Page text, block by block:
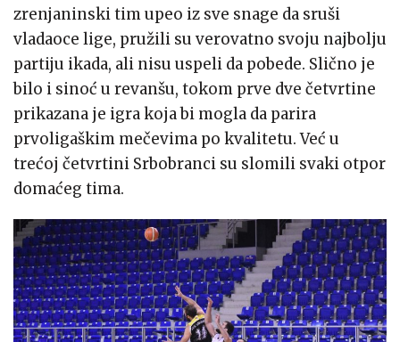
zrenjaninski tim upeo iz sve snage da sruši
vladaoce lige, pružili su verovatno svoju najbolju
partiju ikada, ali nisu uspeli da pobede. Slično je
bilo i sinoć u revanšu, tokom prve dve četvrtine
prikazana je igra koja bi mogla da parira
prvoligaškim mečevima po kvalitetu. Već u
trećoj četvrtini Srbobranci su slomili svaki otpor
domaćeg tima.